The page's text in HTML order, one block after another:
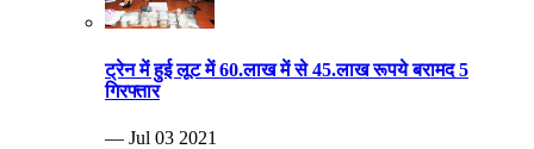
ट्रेन में हुई लूट में 60.लाख में से 45.लाख रूपये बरामद 5
गिरफ्तार
— Jul 03 2021